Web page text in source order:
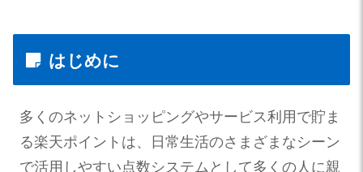
はじめに
多くのネットショッピングやサービス利用で貯ま
る楽天ポイントは、日常生活のさまざまなシーン
で活用しやすい点数システムとして多くの人に親